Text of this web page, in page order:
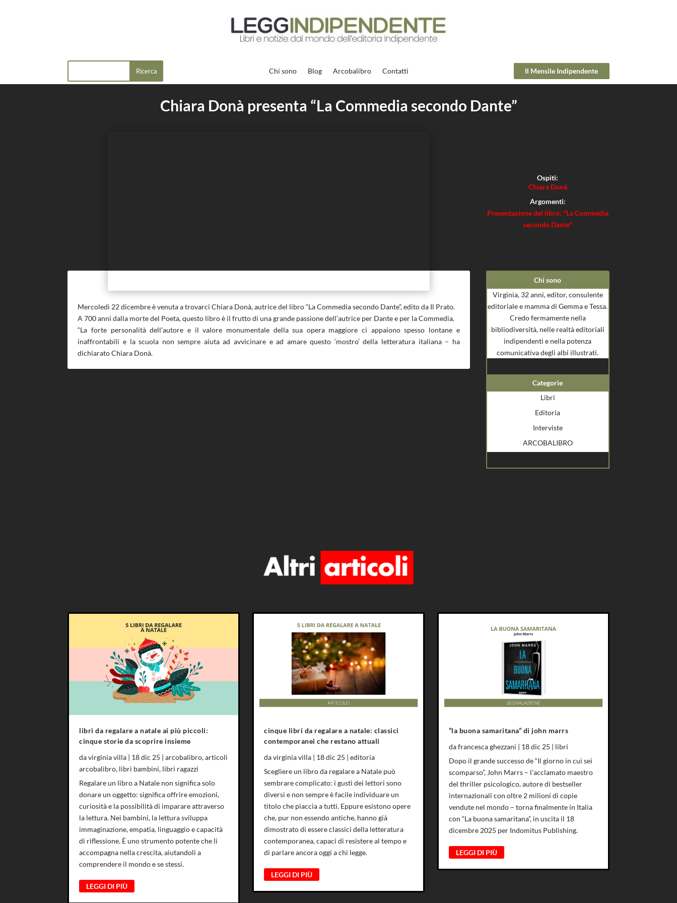
Chi sono Blog Arcobalibro Contatti Il Mensile Indipendente
Chiara Donà presenta “La Commedia secondo Dante”
Ospiti:
Chiara Donà
Argomenti:
Presentazione del libro: "La Commedia
secondo Dante"
Mercoledì 22 dicembre è venuta a trovarci Chiara Donà, autrice del libro “La Commedia secondo Dante”, edito da Il Prato.
A 700 anni dalla morte del Poeta, questo libro è il frutto di una grande passione dell’autrice per Dante e per la Commedia.
“La forte personalità dell’autore e il valore monumentale della sua opera maggiore ci appaiono spesso lontane e
inaffrontabili e la scuola non sempre aiuta ad avvicinare e ad amare questo ‘mostro’ della letteratura italiana – ha
dichiarato Chiara Donà.
Chi sono
Virginia, 32 anni, editor, consulente
editoriale e mamma di Gemma e Tessa.
Credo fermamente nella
bibliodiversità, nelle realtà editoriali
indipendenti e nella potenza
comunicativa degli albi illustrati.
Categorie
Libri
Editoria
Interviste
ARCOBALIBRO
libri da regalare a natale ai più piccoli:
cinque storie da scoprire insieme
davirginia villa | 18 dic 25 |arcobalibro,articoli
arcobalibro, libri bambini, libri ragazzi
Regalare un libro a Natale non significa solo
donare un oggetto: significa offrire emozioni,
curiosità e la possibilità di imparare attraverso
la lettura. Nei bambini, la lettura sviluppa
immaginazione, empatia, linguaggio e capacità
di riflessione. È uno strumento potente che li
accompagna nella crescita, aiutandoli a
comprendere il mondo e se stessi.
LEGGI DI PIÙ
cinque libri da regalare a natale: classici
contemporanei che restano attuali
davirginia villa | 18 dic 25 |editoria
Scegliere un libro da regalare a Natale può
sembrare complicato: i gusti dei lettori sono
diversi e non sempre è facile individuare un
titolo che piaccia a tutti. Eppure esistono opere
che, pur non essendo antiche, hanno già
dimostrato di essere classici della letteratura
contemporanea, capaci di resistere al tempo e
di parlare ancora oggi a chi legge.
LEGGI DI PIÙ
“la buona samaritana” di john marrs
dafrancesca ghezzani | 18 dic 25 | libri
Dopo il grande successo de “Il giorno in cui sei
scomparso”, John Marrs – l’acclamato maestro
del thriller psicologico, autore di bestseller
internazionali con oltre 2 milioni di copie
vendute nel mondo – torna finalmente in Italia
con “La buona samaritana”, in uscita il 18
dicembre 2025 per Indomitus Publishing.
LEGGI DI PIÙ